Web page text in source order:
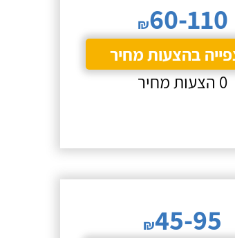
₪60-110
בהצעות מחיר
0 הצעות מחיר
₪45-95